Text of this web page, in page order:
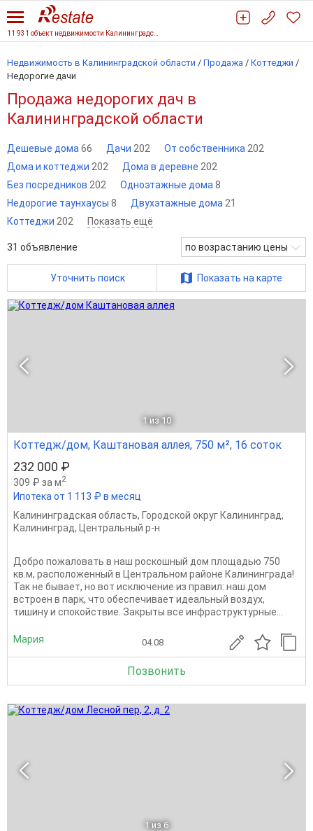
Недвижимость в Калининградской области / Продажа / Коттеджи /
Недорогие дачи
Продажа недорогих дач в
Калининградской области
Дешевые дома 66 Дачи 202 От собственника 202
Дома и коттеджи 202 Дома в деревне 202
Без посредников 202 Одноэтажные дома 8
Недорогие таунхаусы 8 Двухэтажные дома 21
Коттеджи 202 Показать ещё
31 объявление по возрастанию цены
Уточнить поиск Показать на карте
1 из 10
Коттедж/дом, Каштановая аллея, 750 м², 16 соток
232 000 ₽
309 ₽ за м2
Ипотека от 1 113 ₽ в месяц
Калининградская область, Городской округ Калининград,
Калининград, Центральный р-н
Добро пожаловать в наш роскошный дом площадью 750
кв.м, расположенный в Центральном районе Калининграда!
Так не бывает, но вот исключение из правил: наш дом
встроен в парк, что обеспечивает идеальный воздух,
тишину и спокойствие. Закрыты все инфраструктурные...
Мария 04.08
Позвонить
1 из 6